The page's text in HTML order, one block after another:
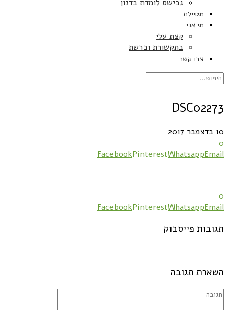
גבישס לומדת בדנון
מטיילת
מי אני
קצת עלי
בתקשורת וברשת
צרו קשר
DSC02273
10 בדצמבר 2017
0
FacebookPinterestWhatsappEmail
0
FacebookPinterestWhatsappEmail
תגובות פייסבוק
השארת תגובה